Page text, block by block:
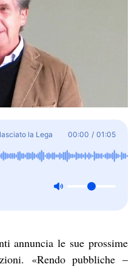
la Lega
00:00 / 01:05
annuncia le sue prossime
«Rendo pubbliche –